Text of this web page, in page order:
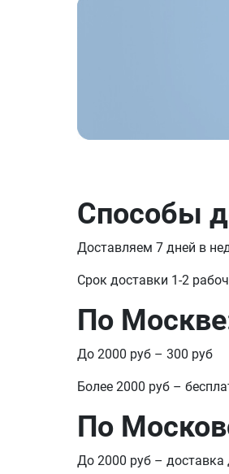
Способы
Доставляем 7 дней в
Срок доставки 1-2
По
До 2000 руб – 300 руб
Более 2000 руб –
По
До 2000 руб – доставка